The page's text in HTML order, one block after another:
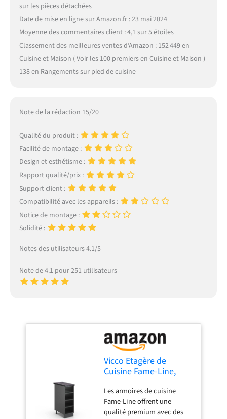
sur les pièces détachées
Date de mise en ligne sur Amazon.fr : 23 mai 2024
Moyenne des commentaires client : 4,1 sur 5 étoiles
Classement des meilleures ventes d’Amazon : 152 449 en
Cuisine et Maison ( Voir les 100 premiers en Cuisine et Maison )
138 en Rangements sur pied de cuisine
Note de la rédaction 15/20
Qualité du produit :
Facilité de montage :
Design et esthétisme :
Rapport qualité/prix :
Support client :
Compatibilité avec les appareils :
Notice de montage :
Solidité :
Notes des utilisateurs 4.1/5
Note de 4.1 pour 251 utilisateurs
Vicco Etagère de
Cuisine Fame-Line,
Les armoires de cuisine
Fame-Line offrent une
qualité premium avec des